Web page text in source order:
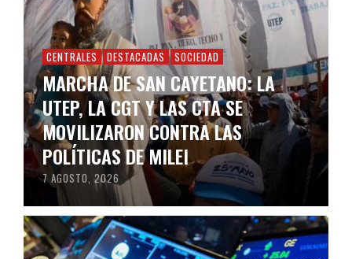
CENTRALES DESTACADAS SOCIEDAD
MARCHA DE SAN CAYETANO: LA
UTEP, LA CGT Y LAS CTA SE
MOVILIZARON CONTRA LAS
POLÍTICAS DE MILEI
7 AGOSTO, 2026